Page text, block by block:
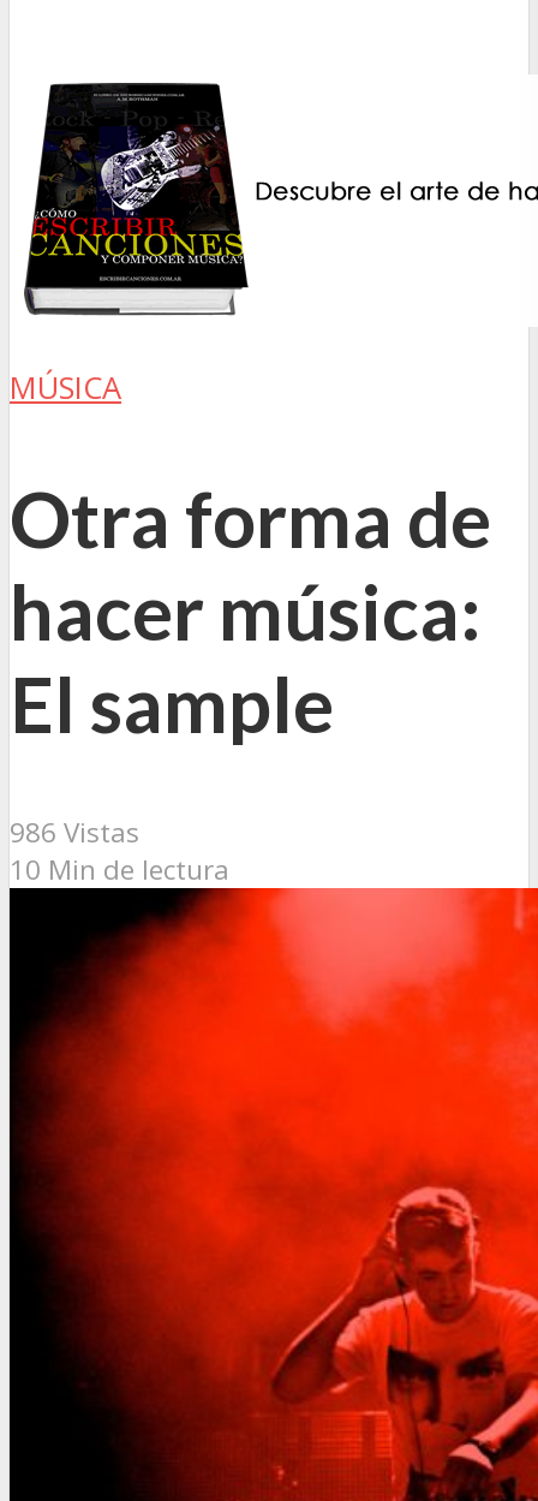
MÚSICA
Otra forma de
hacer música:
El sample
986 Vistas
10 Min de lectura